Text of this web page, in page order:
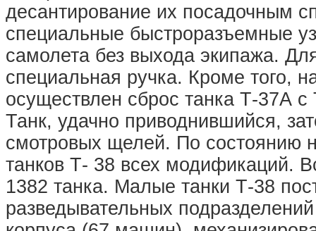
десантирование их посадочным
специальные быстроразъемные
самолета без выхода экипажа.
специальная ручка. Кроме того,
осуществлен сброс танка Т-37А
Танк, удачно приводнившийся,
смотровых щелей. По состоянию
танков Т- 38 всех модификаций.
1382 танка. Малые танки Т-38
разведывательных